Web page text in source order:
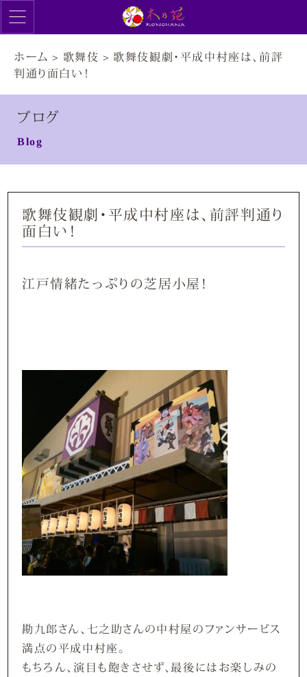
ホーム > 歌舞伎 >歌舞伎観劇・平成中村座は、前評
判通り面白い！
ブログ
Blog
歌舞伎観劇・平成中村座は、前評判通り
面白い！
江戸情緒たっぷりの芝居小屋！
勘九郎さん、七之助さんの中村屋のファンサービス
満点の平成中村座。
もちろん、演目も飽きさせず、最後にはお楽しみの